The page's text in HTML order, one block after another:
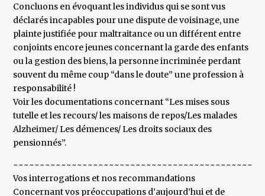
Concluons en évoquant les individus qui se sont vus
déclarés incapables pour une dispute de voisinage, une
plainte justifiée pour maltraitance ou un différent entre
conjoints encore jeunes concernant la garde des enfants
ou la gestion des biens, la personne incriminée perdant
souvent du même coup “dans le doute” une profession à
responsabilité !
Voir les documentations concernant “Les mises sous
tutelle et les recours/ les maisons de repos/Les malades
Alzheimer/ Les démences/ Les droits sociaux des
pensionnés”.
Vos interrogations et nos recommandations
Concernant vos préoccupations d’aujourd’hui et de